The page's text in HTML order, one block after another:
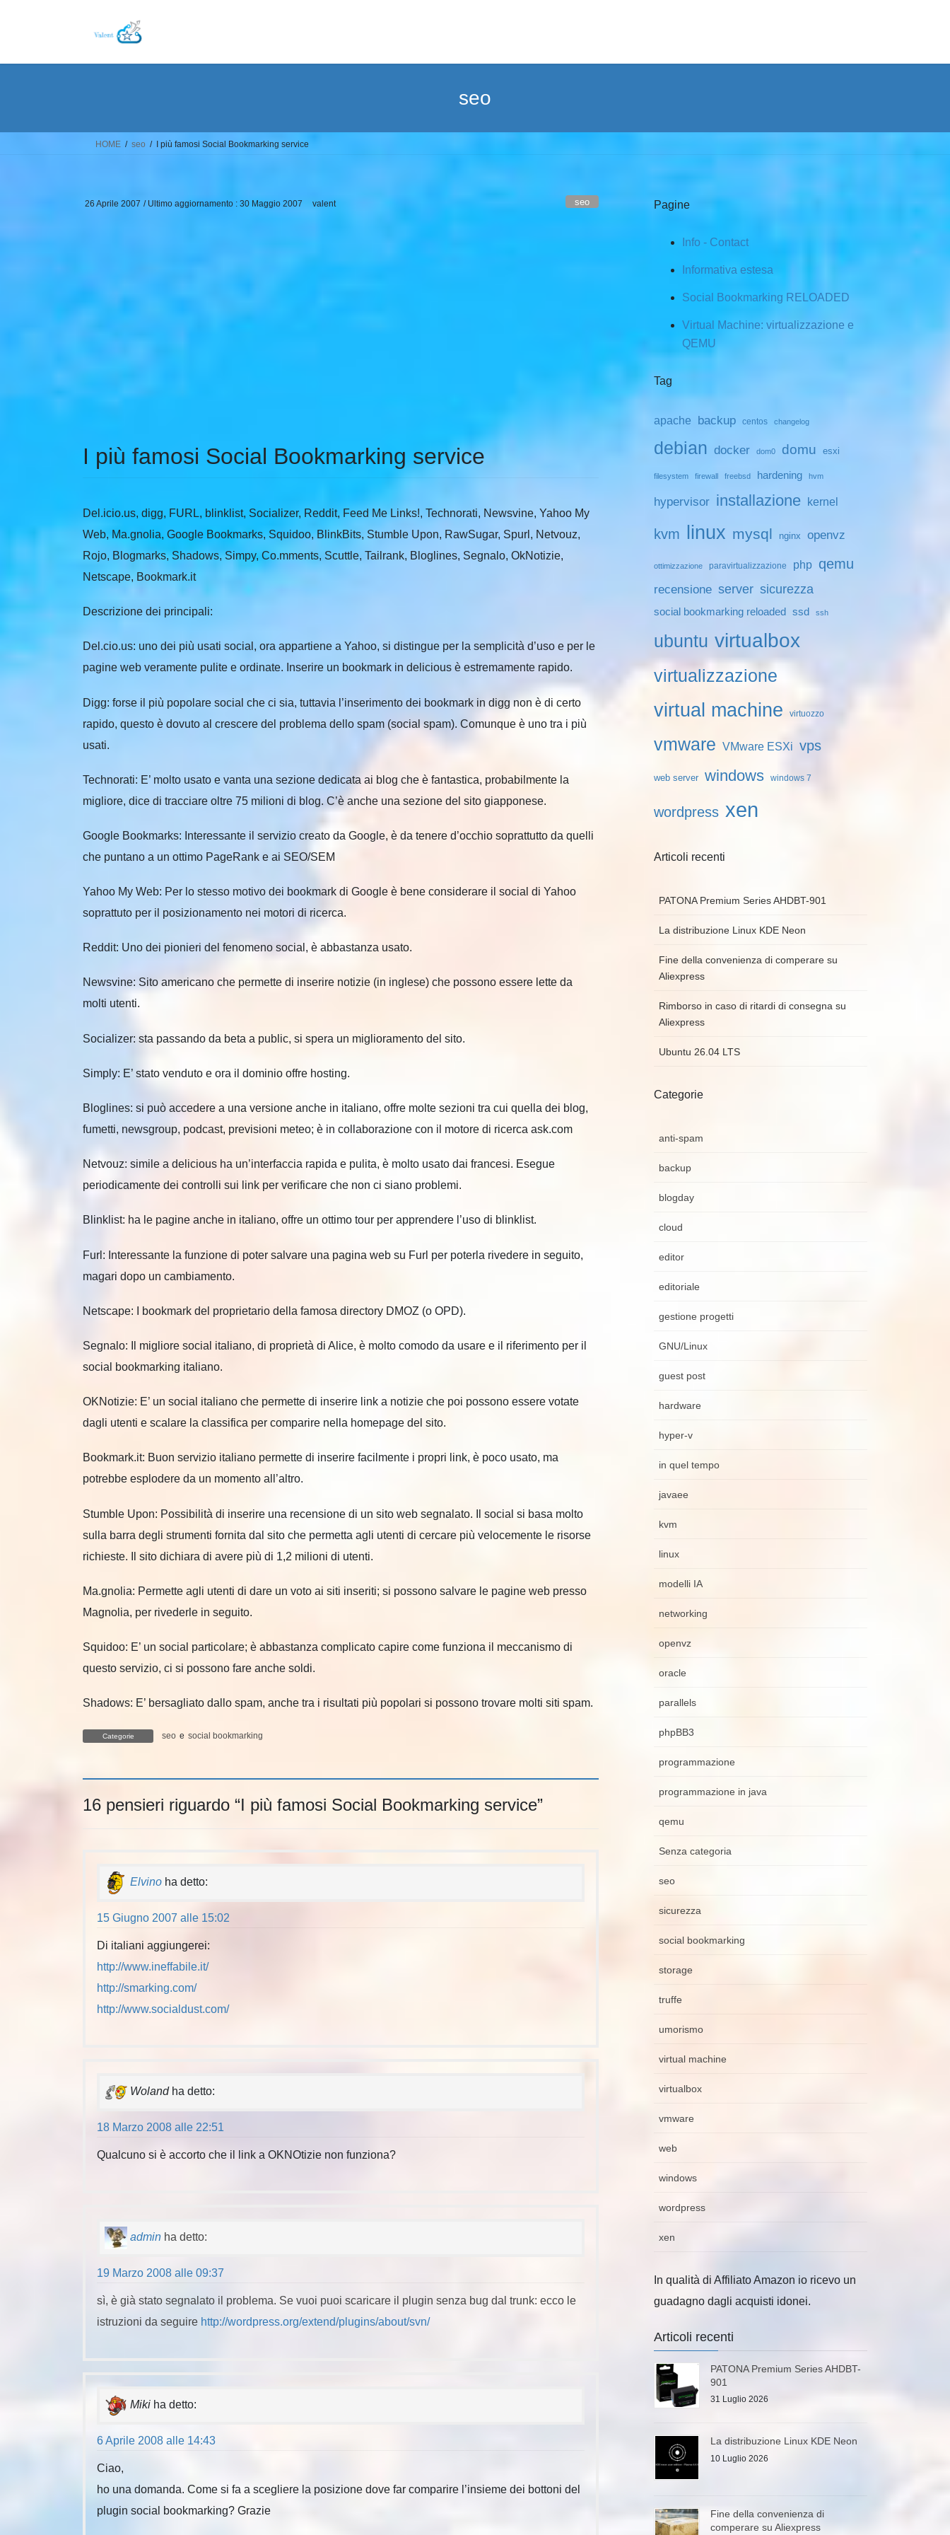
seo
HOME seo I più famosi Social Bookmarking service
26 Aprile 2007 / Ultimo aggiornamento : 30 Maggio 2007 valent seo
I più famosi Social Bookmarking service
Del.icio.us, digg, FURL, blinklist, Socializer, Reddit, Feed Me Links!, Technorati, Newsvine, Yahoo My
Web, Ma.gnolia, Google Bookmarks, Squidoo, BlinkBits, Stumble Upon, RawSugar, Spurl, Netvouz,
Rojo, Blogmarks, Shadows, Simpy, Co.mments, Scuttle, Tailrank, Bloglines, Segnalo, OkNotizie,
Netscape, Bookmark.it
Descrizione dei principali:
Del.cio.us: uno dei più usati social, ora appartiene a Yahoo, si distingue per la semplicità d’uso e per le
pagine web veramente pulite e ordinate. Inserire un bookmark in delicious è estremamente rapido.
Digg: forse il più popolare social che ci sia, tuttavia l’inserimento dei bookmark in digg non è di certo
rapido, questo è dovuto al crescere del problema dello spam (social spam). Comunque è uno tra i più
usati.
Technorati: E’ molto usato e vanta una sezione dedicata ai blog che è fantastica, probabilmente la
migliore, dice di tracciare oltre 75 milioni di blog. C’è anche una sezione del sito giapponese.
Google Bookmarks: Interessante il servizio creato da Google, è da tenere d’occhio soprattutto da quelli
che puntano a un ottimo PageRank e ai SEO/SEM
Yahoo My Web: Per lo stesso motivo dei bookmark di Google è bene considerare il social di Yahoo
soprattuto per il posizionamento nei motori di ricerca.
Reddit: Uno dei pionieri del fenomeno social, è abbastanza usato.
Newsvine: Sito americano che permette di inserire notizie (in inglese) che possono essere lette da
molti utenti.
Socializer: sta passando da beta a public, si spera un miglioramento del sito.
Simply: E’ stato venduto e ora il dominio offre hosting.
Bloglines: si può accedere a una versione anche in italiano, offre molte sezioni tra cui quella dei blog,
fumetti, newsgroup, podcast, previsioni meteo; è in collaborazione con il motore di ricerca ask.com
Netvouz: simile a delicious ha un’interfaccia rapida e pulita, è molto usato dai francesi. Esegue
periodicamente dei controlli sui link per verificare che non ci siano problemi.
Blinklist: ha le pagine anche in italiano, offre un ottimo tour per apprendere l’uso di blinklist.
Furl: Interessante la funzione di poter salvare una pagina web su Furl per poterla rivedere in seguito,
magari dopo un cambiamento.
Netscape: I bookmark del proprietario della famosa directory DMOZ (o OPD).
Segnalo: Il migliore social italiano, di proprietà di Alice, è molto comodo da usare e il riferimento per il
social bookmarking italiano.
OKNotizie: E’ un social italiano che permette di inserire link a notizie che poi possono essere votate
dagli utenti e scalare la classifica per comparire nella homepage del sito.
Bookmark.it: Buon servizio italiano permette di inserire facilmente i propri link, è poco usato, ma
potrebbe esplodere da un momento all’altro.
Stumble Upon: Possibilità di inserire una recensione di un sito web segnalato. Il social si basa molto
sulla barra degli strumenti fornita dal sito che permetta agli utenti di cercare più velocemente le risorse
richieste. Il sito dichiara di avere più di 1,2 milioni di utenti.
Ma.gnolia: Permette agli utenti di dare un voto ai siti inseriti; si possono salvare le pagine web presso
Magnolia, per rivederle in seguito.
Squidoo: E’ un social particolare; è abbastanza complicato capire come funziona il meccanismo di
questo servizio, ci si possono fare anche soldi.
Shadows: E’ bersagliato dallo spam, anche tra i risultati più popolari si possono trovare molti siti spam.
Categorie seo e social bookmarking
16 pensieri riguardo “I più famosi Social Bookmarking service”
Elvino ha detto:
15 Giugno 2007 alle 15:02
Di italiani aggiungerei:
http://www.ineffabile.it/
http://smarking.com/
http://www.socialdust.com/
Woland ha detto:
18 Marzo 2008 alle 22:51
Qualcuno si è accorto che il link a OKNOtizie non funziona?
admin ha detto:
19 Marzo 2008 alle 09:37
sì, è già stato segnalato il problema. Se vuoi puoi scaricare il plugin senza bug dal trunk: ecco le
istruzioni da seguire http://wordpress.org/extend/plugins/about/svn/
Miki ha detto:
6 Aprile 2008 alle 14:43
Ciao,
ho una domanda. Come si fa a scegliere la posizione dove far comparire l’insieme dei bottoni del
plugin social bookmarking? Grazie
Pagine
Info - Contact
Informativa estesa
Social Bookmarking RELOADED
Virtual Machine: virtualizzazione e
QEMU
Tag
apache backup centos changelog
debian docker dom0 domu esxi
filesystem firewall freebsd hardening hvm
hypervisor installazione kernel
kvm linux mysql nginx openvz
ottimizzazione paravirtualizzazione php qemu
recensione server sicurezza
social bookmarking reloaded ssd ssh
ubuntu virtualbox
virtualizzazione
virtual machine virtuozzo
vmware VMware ESXi vps
web server windows windows 7
wordpress xen
Articoli recenti
PATONA Premium Series AHDBT-901
La distribuzione Linux KDE Neon
Fine della convenienza di comperare su
Aliexpress
Rimborso in caso di ritardi di consegna su
Aliexpress
Ubuntu 26.04 LTS
Categorie
anti-spam
backup
blogday
cloud
editor
editoriale
gestione progetti
GNU/Linux
guest post
hardware
hyper-v
in quel tempo
javaee
kvm
linux
modelli IA
networking
openvz
oracle
parallels
phpBB3
programmazione
programmazione in java
qemu
Senza categoria
seo
sicurezza
social bookmarking
storage
truffe
umorismo
virtual machine
virtualbox
vmware
web
windows
wordpress
xen
In qualità di Affiliato Amazon io ricevo un
guadagno dagli acquisti idonei.
Articoli recenti
PATONA Premium Series AHDBT-
901
31 Luglio 2026
La distribuzione Linux KDE Neon
10 Luglio 2026
Fine della convenienza di
comperare su Aliexpress